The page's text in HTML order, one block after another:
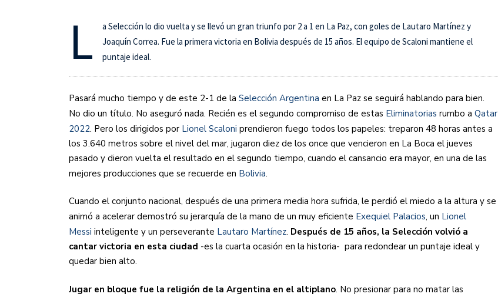
Empieza el Clausura: las diez cosas que tenés que saber
L
a Selección lo dio vuelta y se llevó un gran triunfo por 2 a 1 en La Paz, con goles de Lautaro Martínez y
Joaquín Correa. Fue la primera victoria en Bolivia después de 15 años. El equipo de Scaloni mantiene el
puntaje ideal.
Pasará mucho tiempo y de este 2-1 de la Selección Argentina en La Paz se seguirá hablando para bien.
No dio un título. No aseguró nada. Recién es el segundo compromiso de estas Eliminatorias rumbo a Qatar
2022. Pero los dirigidos por Lionel Scaloni prendieron fuego todos los papeles: treparon 48 horas antes a
los 3.640 metros sobre el nivel del mar, jugaron diez de los once que vencieron en La Boca el jueves
pasado y dieron vuelta el resultado en el segundo tiempo, cuando el cansancio era mayor, en una de las
mejores producciones que se recuerde en Bolivia.
Cuando el conjunto nacional, después de una primera media hora sufrida, le perdió el miedo a la altura y se
animó a acelerar demostró su jerarquía de la mano de un muy eficiente Exequiel Palacios, un Lionel
Messi inteligente y un perseverante Lautaro Martínez. Después de 15 años, la Selección volvió a
cantar victoria en esta ciudad -es la cuarta ocasión en la historia- para redondear un puntaje ideal y
quedar bien alto.
Jugar en bloque fue la religión de la Argentina en el altiplano. No presionar para no matar las